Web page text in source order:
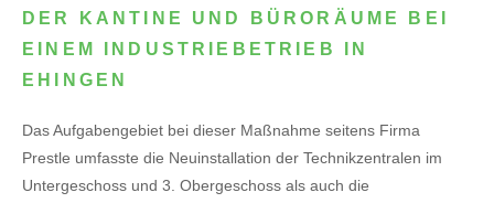
DER KANTINE UND BÜRORÄUME BEI
EINEM INDUSTRIEBETRIEB IN
EHINGEN
Das Aufgabengebiet bei dieser Maßnahme seitens Firma
Prestle umfasste die Neuinstallation der Technikzentralen im
Untergeschoss und 3. Obergeschoss als auch die